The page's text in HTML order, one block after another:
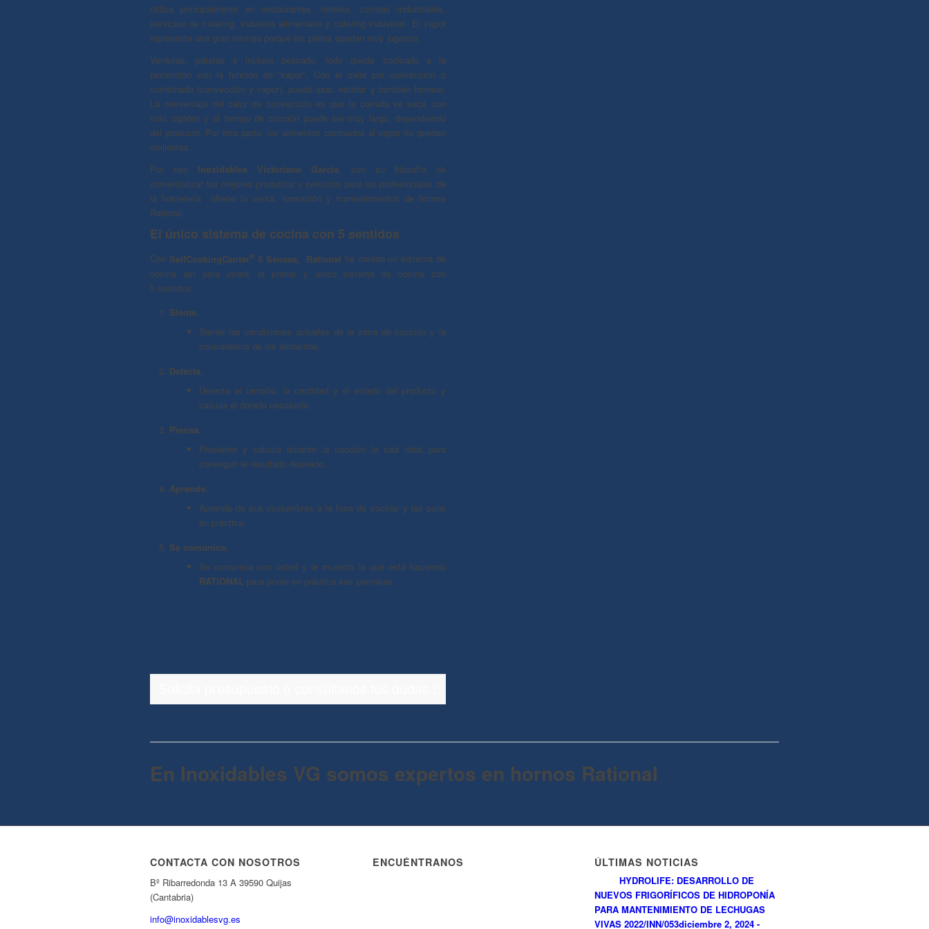
utiliza principalmente en restaurantes, hoteles, cocinas industriales,
servicios de catering, industria alimentaria y catering industrial. El vapor
representa una gran ventaja porque los platos quedan muy jugosos.
Verduras, patatas e incluso pescado, todo queda cocinado a la
perfección con la función de “vapor”. Con el calor por convección o
combinado (convección y vapor), puede asar, estofar y también hornear.
La desventaja del calor de convección es que la comida se seca con
más rapidez y el tiempo de cocción puede ser muy largo, dependiendo
del producto. Por otra parte, los alimentos cocinados al vapor no quedan
crujientes.
Por eso Inoxidables Victoriano García, con su filosofía de
comercializar los mejores productos y servicios para los profesionales de
la hostelería ofrece la venta, formación y mantenimientos de hornos
Rational.
El único sistema de cocina con 5 sentidos
Con SelfCookingCenter® 5 Senses, Rational ha creado un sistema de
cocina así para usted: el primer y único sistema de cocina con
5 sentidos.
Siente.
Siente las condiciones actuales de la zona de cocción y la
consistencia de los alimentos.
Detecta.
Detecta el tamaño, la cantidad y el estado del producto y
calcula el dorado necesario.
Piensa.
Presiente y calcula durante la cocción la ruta ideal para
conseguir el resultado deseado.
Aprende.
Aprende de sus costumbres a la hora de cocinar y las pone
en práctica.
Se comunica.
Se comunica con usted y le muestra lo que está haciendo
RATIONAL para poner en práctica sus premisas.
En Inoxidables VG somos expertos en hornos Rational
CONTACTA CON NOSOTROS
Bº Ribarredonda 13 A 39590 Quijas
(Cantabria)
info@inoxidablesvg.es
ENCUÉNTRANOS ÚLTIMAS NOTICIAS
HYDROLIFE: DESARROLLO DE
NUEVOS FRIGORÍFICOS DE HIDROPONÍA
PARA MANTENIMIENTO DE LECHUGAS
VIVAS 2022/INN/053diciembre 2, 2024 -